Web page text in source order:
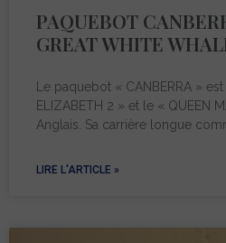
PAQUEBOT
GREAT WHITE
Le paquebot « CANBERRA »
ELIZABETH 2 » et le « QUEEN
Anglais. Sa carrière longue
LIRE L'ARTICLE »